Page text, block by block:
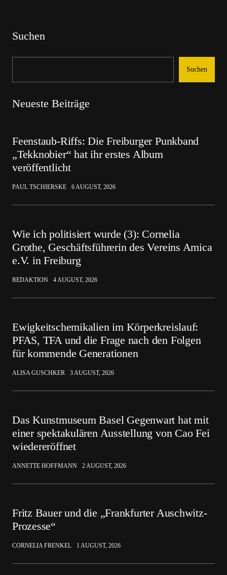
Suchen
Suchen
Neueste Beiträge
Feenstaub-Riffs: Die Freiburger Punkband
„Tekknobier“ hat ihr erstes Album
veröffentlicht
PAUL TSCHIERSKE 6 AUGUST, 2026
Wie ich politisiert wurde (3): Cornelia
Grothe, Geschäftsführerin des Vereins Amica
e.V. in Freiburg
REDAKTION 4 AUGUST, 2026
Ewigkeitschemikalien im Körperkreislauf:
PFAS, TFA und die Frage nach den Folgen
für kommende Generationen
ALISA GUSCHKER 3 AUGUST, 2026
Das Kunstmuseum Basel Gegenwart hat mit
einer spektakulären Ausstellung von Cao Fei
wiedereröffnet
ANNETTE HOFFMANN 2 AUGUST, 2026
Fritz Bauer und die „Frankfurter Auschwitz-
Prozesse“
CORNELIA FRENKEL 1 AUGUST, 2026